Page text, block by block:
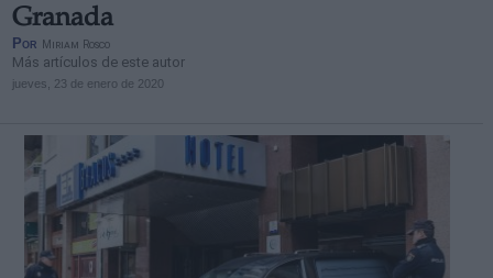
Granada
Por Miriam Rosco
Más artículos de este autor
jueves, 23 de enero de 2020